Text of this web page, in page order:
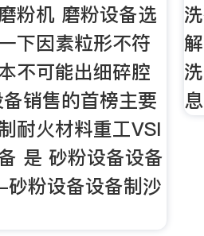
粉机 磨粉设备选
下因素粒形不符
不可能出细碎腔
销售的首榜主要
耐火材料重工VSI
是 砂粉设备设备
粉设备设备制沙